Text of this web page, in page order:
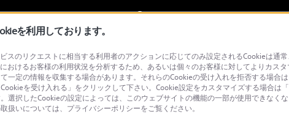
を利用しております。
スのリクエストに相当する利用者のアクションに応じてのみ設定されるCookieは通
おけるお客様の利用状況を分析するため、あるいは個々のお客様に対してよりカス
一定の情報を収集する場合があります。それらのCookieの受け入れを拒否する場合
を受け入れる」をクリックして下さい。Cookie設定をカスタマイズする場合は
選択したCookieの設定によっては、このウェブサイトの機能の一部が使用できなく
いについては、プライバシーポリシーをご覧ください。